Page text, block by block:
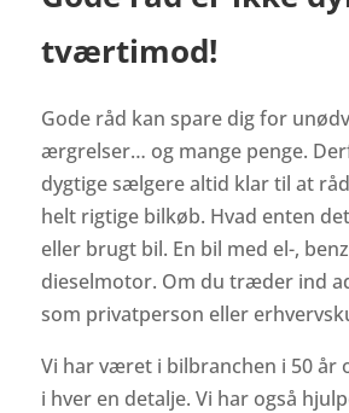
tværtimod!
Gode råd kan spare dig for
ærgrelser… og mange penge.
dygtige sælgere altid klar til at
helt rigtige bilkøb. Hvad enten
eller brugt bil. En bil med el-,
dieselmotor. Om du træder ind
som privatperson eller
Vi har været i bilbranchen i 50 år
i hver en detalje. Vi har også